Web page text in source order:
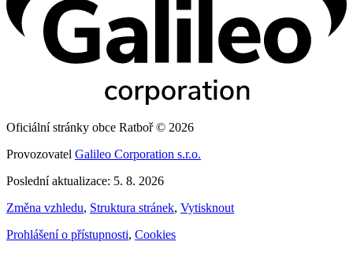
Oficiální stránky obce Ratboř © 2026
Provozovatel Galileo Corporation s.r.o.
Poslední aktualizace: 5. 8. 2026
Změna vzhledu, Struktura stránek, Vytisknout
Prohlášení o přístupnosti, Cookies